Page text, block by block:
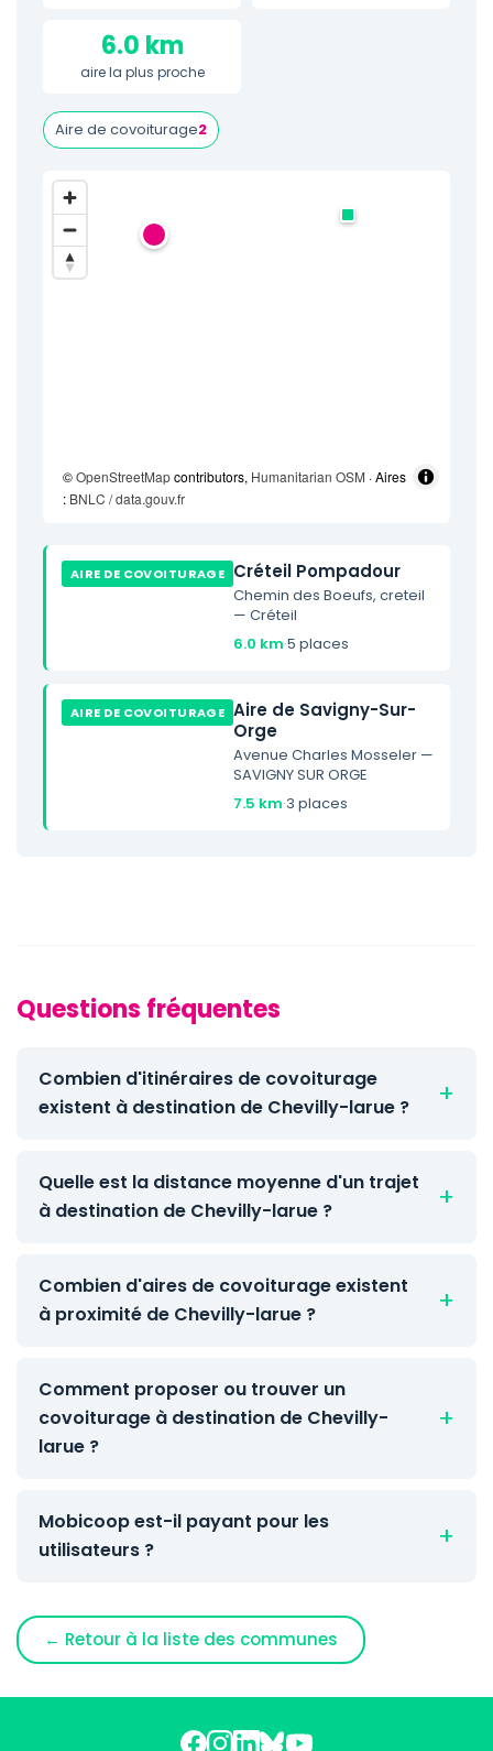
6.0 km
aire la plus proche
Aire de covoiturage2
©OpenStreetMapcontributors, Humanitarian OSM · Aires
: BNLC / data.gouv.fr
AIRE DE COVOITURAGE Créteil Pompadour
Chemin des Boeufs, creteil
— Créteil
6.0 km·5 places
AIRE DE COVOITURAGE Aire de Savigny-Sur-
Orge
Avenue Charles Mosseler —
SAVIGNY SUR ORGE
7.5 km·3 places
Questions fréquentes
Combien d'itinéraires de covoiturage
existent à destination de Chevilly-larue ?
Quelle est la distance moyenne d'un trajet
à destination de Chevilly-larue ?
Combien d'aires de covoiturage existent
à proximité de Chevilly-larue ?
Comment proposer ou trouver un
covoiturage à destination de Chevilly-
larue ?
Mobicoop est-il payant pour les
utilisateurs ?
← Retour à la liste des communes